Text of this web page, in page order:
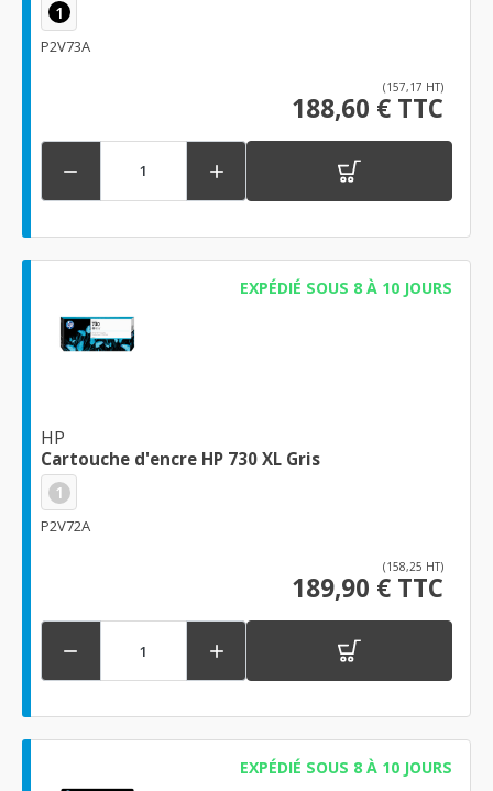
1
P2V73A
(157,17 HT)
188,60 € TTC
 
EXPÉDIÉ SOUS 8 À 10 JOURS
HP
Cartouche d'encre HP 730 XL Gris
1
P2V72A
(158,25 HT)
189,90 € TTC
 
EXPÉDIÉ SOUS 8 À 10 JOURS